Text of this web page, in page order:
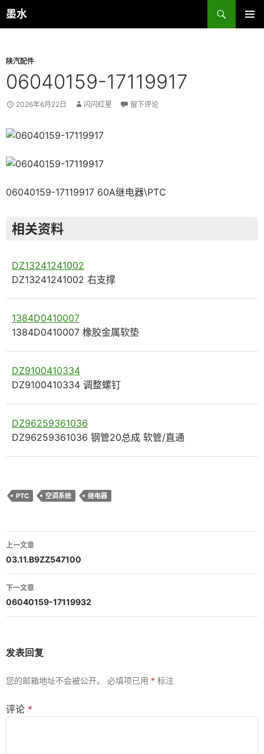
跳
至
墨水
搜
索
陕汽配件
06040159-17119917
2026年6月22日 闪闪红星 留下评论
06040159-17119917 60A继电器\PTC
相关资料
DZ13241241002
DZ13241241002 右支撑
1384D0410007
1384D0410007 橡胶金属软垫
DZ9100410334
DZ9100410334 调整螺钉
DZ96259361036
DZ96259361036 钢管20总成 软管/直通
PTC 空调系统 继电器
文
章
导
航
上一文章
03.11.B9ZZ547100
下一文章
06040159-17119932
发表回复
您的邮箱地址不会被公开。 必填项已用 * 标注
评论 *